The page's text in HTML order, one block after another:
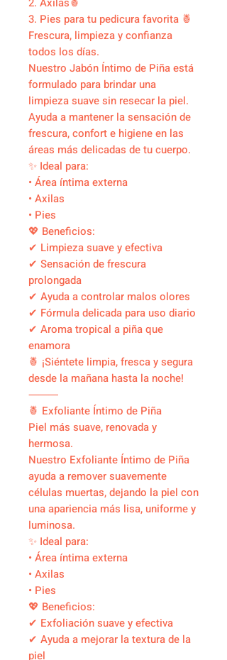
3. Pies para tu pedicura favorita 🍍
Frescura, limpieza y confianza
todos los días.
Nuestro Jabón Íntimo de Piña está
formulado para brindar una
limpieza suave sin resecar la piel.
Ayuda a mantener la sensación de
frescura, confort e higiene en las
áreas más delicadas de tu cuerpo.
✨ Ideal para:
• Área íntima externa
• Axilas
• Pies
💖 Beneficios:
✔ Limpieza suave y efectiva
✔ Sensación de frescura
prolongada
✔ Ayuda a controlar malos olores
✔ Fórmula delicada para uso diario
✔ Aroma tropical a piña que
enamora
🍍 ¡Siéntete limpia, fresca y segura
desde la mañana hasta la noche!
⸻
🍍 Exfoliante Íntimo de Piña
Piel más suave, renovada y
hermosa.
Nuestro Exfoliante Íntimo de Piña
ayuda a remover suavemente
células muertas, dejando la piel con
una apariencia más lisa, uniforme y
luminosa.
✨ Ideal para:
• Área íntima externa
• Axilas
• Pies
💖 Beneficios:
✔ Exfoliación suave y efectiva
✔ Ayuda a mejorar la textura de la
piel